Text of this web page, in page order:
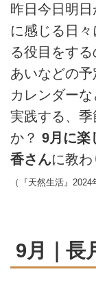
昨日今日明
に感じる日
る役目をす
あいなどの
カレンダー
実践する、
か？ 9月に楽
香さんに教わ
（『天然生活』2024
9月｜長